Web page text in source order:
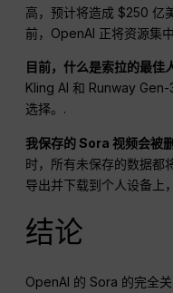
高，预计将造成 $250 亿
前，OpenAI 正将资源集
目前，什么是索拉的最佳
Kling AI 和 Runway
选择。.
我保存的 Sora 视频会被
时，所有未保存的数据都
导出并下载到个人设备上
结论
OpenAI 的 Sora 的完全